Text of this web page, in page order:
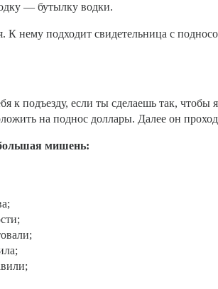
— бутылку водки.
К нему подходит свидетельница с
к подъезду, если ты сделаешь так, чтобы
на поднос доллары. Далее он
мишень: